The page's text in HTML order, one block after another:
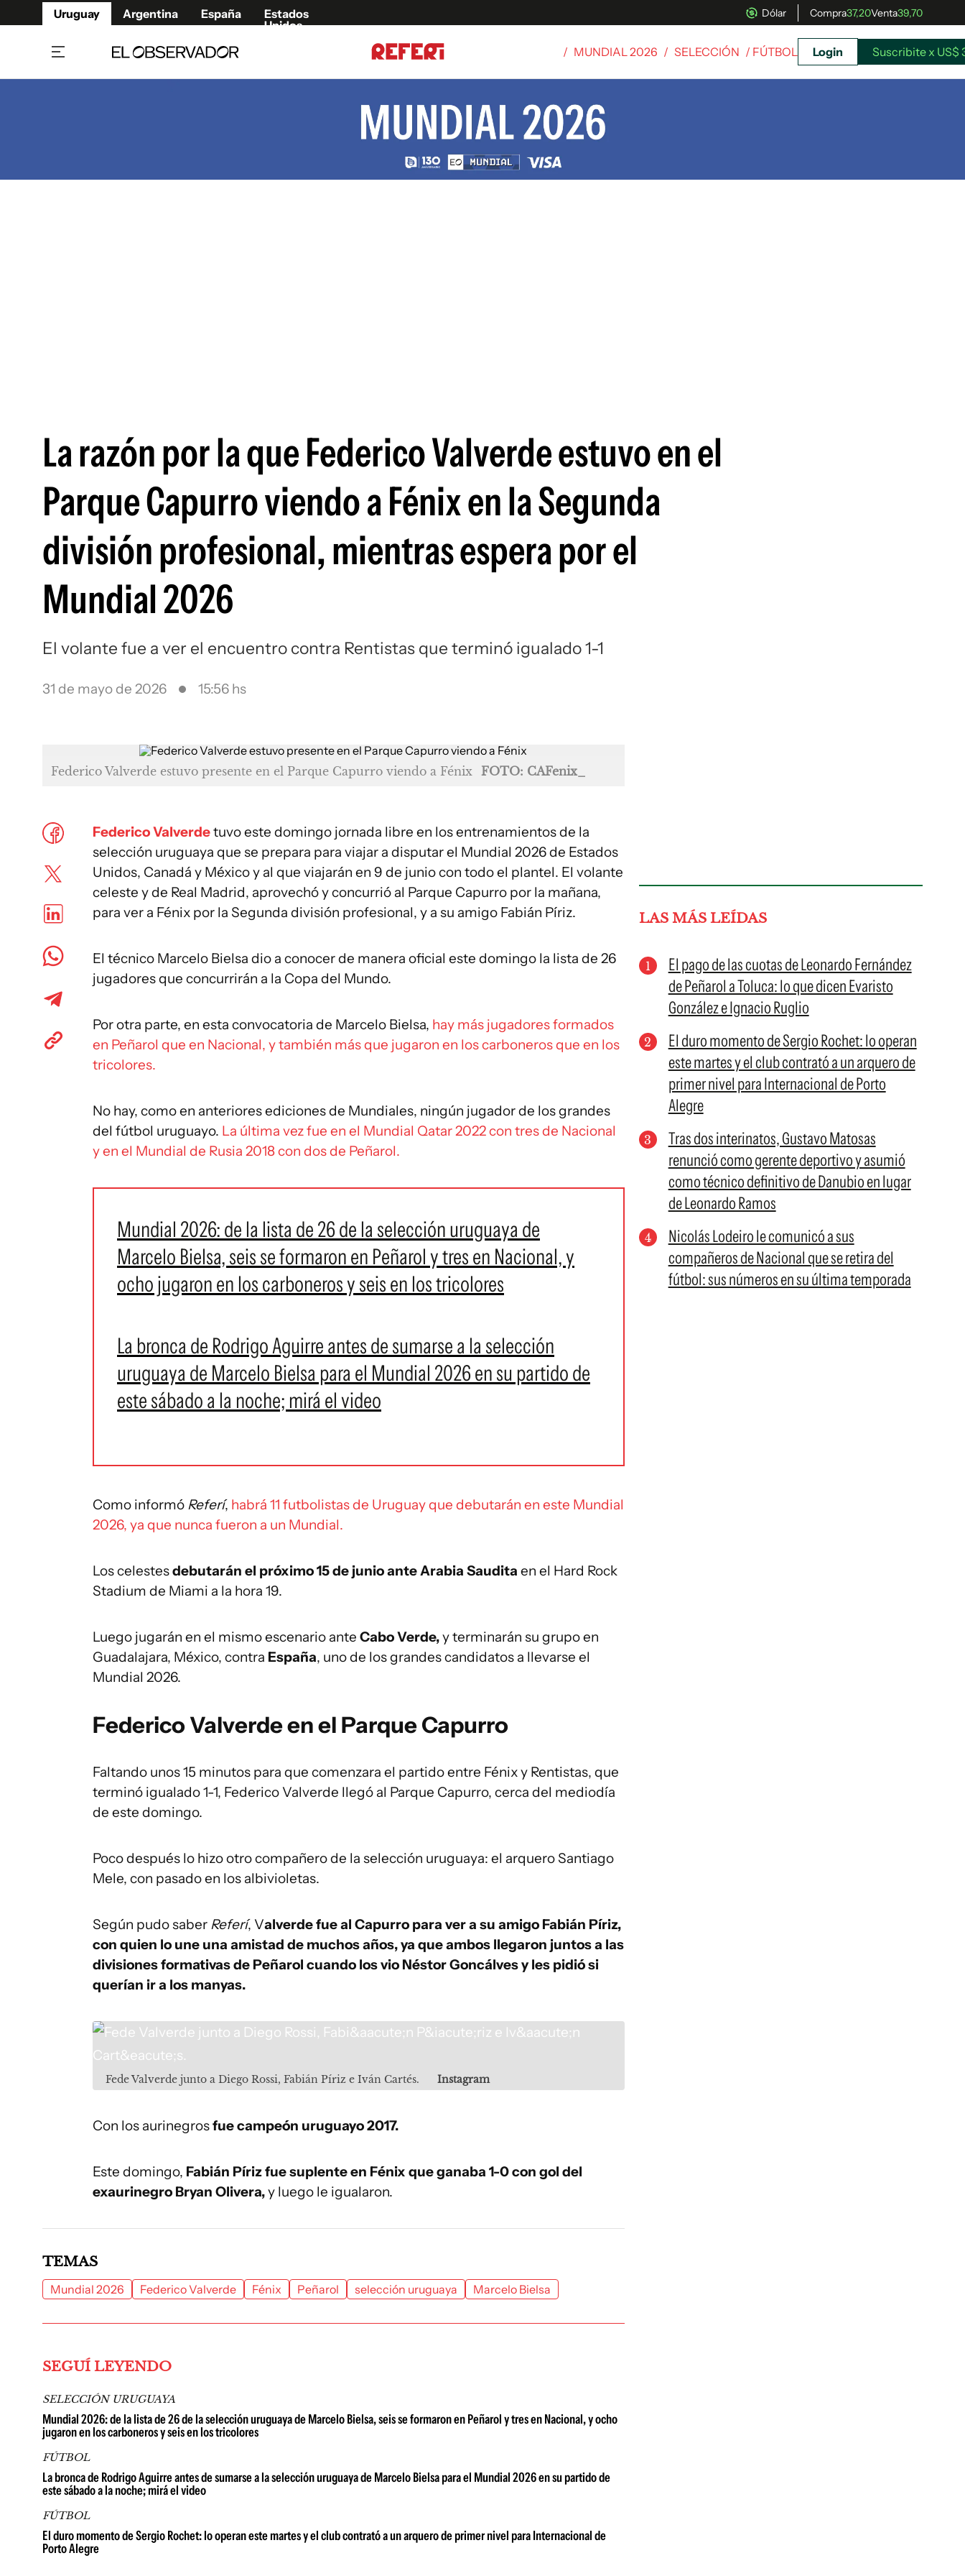
Uruguay Argentina España
Estados
Unidos
Dólar Compra37,20Venta39,70
/ MUNDIAL 2026 / SELECCIÓN / FÚTBOL Login Suscribite x US$
La razón por la que Federico Valverde estuvo en el
Parque Capurro viendo a Fénix en la Segunda
división profesional, mientras espera por el
Mundial 2026
El volante fue a ver el encuentro contra Rentistas que terminó igualado 1-1
31 de mayo de 2026 15:56 hs
Federico Valverde estuvo presente en el Parque Capurro viendo a Fénix FOTO: CAFenix_
Federico Valverdetuvo este domingo jornada libre en los entrenamientos de la
selección uruguaya que se prepara para viajar a disputar el Mundial 2026 de Estados
Unidos, Canadá y México y al que viajarán en 9 de junio con todo el plantel. El volante
celeste y de Real Madrid, aprovechó y concurrió al Parque Capurro por la mañana,
para ver a Fénix por la Segunda división profesional, y a su amigo Fabián Píriz.
El técnico Marcelo Bielsa dio a conocer de manera oficial este domingo la lista de 26
jugadores que concurrirán a la Copa del Mundo.
Por otra parte, en esta convocatoria de Marcelo Bielsa, hay más jugadores formados
en Peñarol que en Nacional, y también más que jugaron en los carboneros que en los
tricolores.
No hay, como en anteriores ediciones de Mundiales, ningún jugador de los grandes
del fútbol uruguayo. La última vez fue en el Mundial Qatar 2022 con tres de Nacional
y en el Mundial de Rusia 2018 con dos de Peñarol.
Mundial 2026: de la lista de 26 de la selección uruguaya de
Marcelo Bielsa, seis se formaron en Peñarol y tres en Nacional, y
ocho jugaron en los carboneros y seis en los tricolores
La bronca de Rodrigo Aguirre antes de sumarse a la selección
uruguaya de Marcelo Bielsa para el Mundial 2026 en su partido de
este sábado a la noche; mirá el video
Como informó Referí, habrá 11 futbolistas de Uruguay que debutarán en este Mundial
2026, ya que nunca fueron a un Mundial.
Los celestesdebutarán el próximo 15 de junio ante Arabia Saudita en el Hard Rock
Stadium de Miami a la hora 19.
Luego jugarán en el mismo escenario ante Cabo Verde,y terminarán su grupo en
Guadalajara, México, contra España, uno de los grandes candidatos a llevarse el
Mundial 2026.
Federico Valverde en el Parque Capurro
Faltando unos 15 minutos para que comenzara el partido entre Fénix y Rentistas, que
terminó igualado 1-1, Federico Valverde llegó al Parque Capurro, cerca del mediodía
de este domingo.
Poco después lo hizo otro compañero de la selección uruguaya: el arquero Santiago
Mele, con pasado en los albivioletas.
Según pudo saber Referí, Valverde fue al Capurro para ver a su amigo Fabián Píriz,
con quien lo une una amistad de muchos años, ya que ambos llegaron juntos a las
divisiones formativas de Peñarol cuando los vio Néstor Goncálves y les pidió si
querían ir a los manyas.
Fede Valverde junto a Diego Rossi, Fabián Píriz e Iván Cartés. Instagram
Con los aurinegrosfue campeón uruguayo 2017.
Este domingo, Fabián Píriz fue suplente en Fénix que ganaba 1-0 con gol del
exaurinegro Bryan Olivera,y luego le igualaron.
LAS MÁS LEÍDAS
El pago de las cuotas de Leonardo Fernández
de Peñarol a Toluca: lo que dicen Evaristo
González e Ignacio Ruglio
El duro momento de Sergio Rochet: lo operan
este martes y el club contrató a un arquero de
primer nivel para Internacional de Porto
Alegre
Tras dos interinatos, Gustavo Matosas
renunció como gerente deportivo y asumió
como técnico definitivo de Danubio en lugar
de Leonardo Ramos
Nicolás Lodeiro le comunicó a sus
compañeros de Nacional que se retira del
fútbol: sus números en su última temporada
TEMAS
Mundial 2026 Federico Valverde Fénix Peñarol selección uruguaya Marcelo Bielsa
SEGUÍ LEYENDO
SELECCIÓN URUGUAYA
Mundial 2026: de la lista de 26 de la selección uruguaya de Marcelo Bielsa, seis se formaron en Peñarol y tres en Nacional, y ocho
jugaron en los carboneros y seis en los tricolores
FÚTBOL
La bronca de Rodrigo Aguirre antes de sumarse a la selección uruguaya de Marcelo Bielsa para el Mundial 2026 en su partido de
este sábado a la noche; mirá el video
FÚTBOL
El duro momento de Sergio Rochet: lo operan este martes y el club contrató a un arquero de primer nivel para Internacional de
Porto Alegre